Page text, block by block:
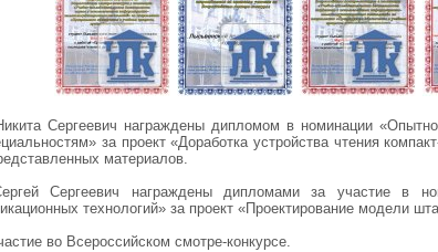
Сергеевич награждены дипломом в номинации
за проект «Доработка устройства чтения
материалов.
Сергеевич награждены дипломами за участие в
технологий» за проект «Проектирование модели
во Всероссийском смотре-конкурсе.